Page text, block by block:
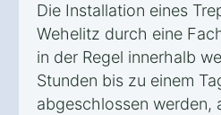
Die Installation eines
Wehelitz durch eine
in der Regel innerhalb
Stunden bis zu einem
abgeschlossen werden,